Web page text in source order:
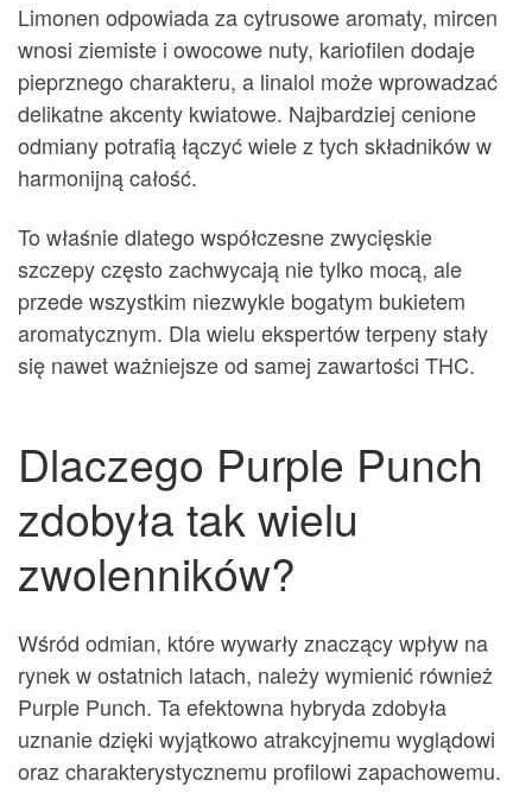
Limonen odpowiada za cytrusowe aromaty, mircen
wnosi ziemiste i owocowe nuty, kariofilen dodaje
pieprznego charakteru, a linalol może wprowadzać
delikatne akcenty kwiatowe. Najbardziej cenione
odmiany potrafią łączyć wiele z tych składników w
harmonijną całość.
To właśnie dlatego współczesne zwycięskie
szczepy często zachwycają nie tylko mocą, ale
przede wszystkim niezwykle bogatym bukietem
aromatycznym. Dla wielu ekspertów terpeny stały
się nawet ważniejsze od samej zawartości THC.
Dlaczego Purple Punch
zdobyła tak wielu
zwolenników?
Wśród odmian, które wywarły znaczący wpływ na
rynek w ostatnich latach, należy wymienić również
Purple Punch. Ta efektowna hybryda zdobyła
uznanie dzięki wyjątkowo atrakcyjnemu wyglądowi
oraz charakterystycznemu profilowi zapachowemu.